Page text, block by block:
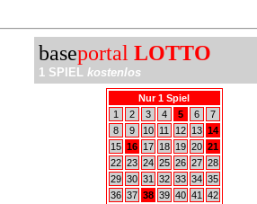
baseportal LOTTO
1 SPIEL kostenlos
Nur 1 Spiel
1
2 3 4 5 6
7
8
9 10 11 12 13 14
15 16 17 18 19 20 21
22 23 24 25 26 27 28
29 30 31 32 33 34 35
36 37 38 39 40 41
42